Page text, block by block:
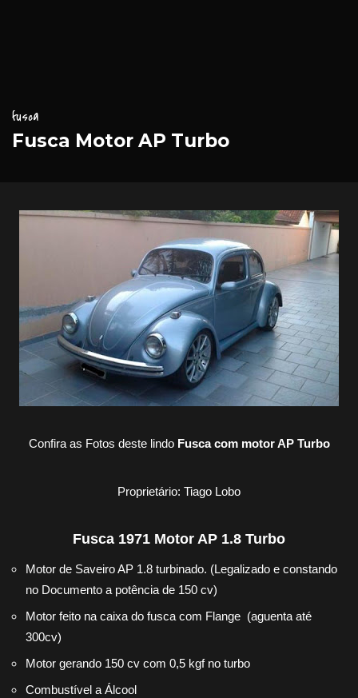
fusca
Fusca Motor AP Turbo
Confira as Fotos deste lindo Fusca com motor AP Turbo
Proprietário: Tiago Lobo
Fusca 1971 Motor AP 1.8 Turbo
Motor de Saveiro AP 1.8 turbinado. (Legalizado e constando
no Documento a potência de 150 cv)
Motor feito na caixa do fusca com Flange (aguenta até
300cv)
Motor gerando 150 cv com 0,5 kgf no turbo
Combustível a Álcool